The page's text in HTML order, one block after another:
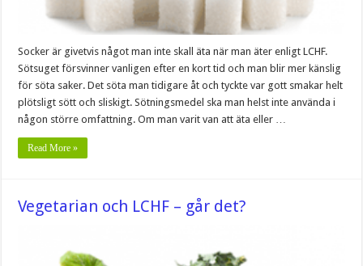
Socker är givetvis något man inte skall äta när man äter enligt LCHF.
Sötsuget försvinner vanligen efter en kort tid och man blir mer känslig
för söta saker. Det söta man tidigare åt och tyckte var gott smakar helt
plötsligt sött och sliskigt. Sötningsmedel ska man helst inte använda i
någon större omfattning. Om man varit van att äta eller …
Read More »
Vegetarian och LCHF – går det?